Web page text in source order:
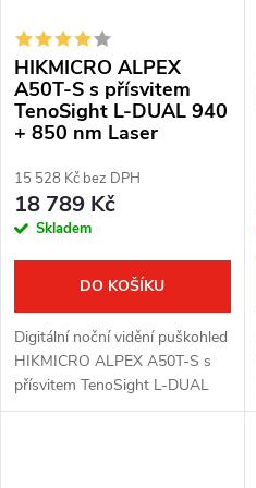
p
r
o
d
u
t
ů
s
p
r
o
d
u
k
t
ů
HIKMICRO ALPEX
A50T-S s přísvitem
TenoSight L-DUAL 940
+ 850 nm Laser
15 528 Kč bez DPH
18 789 Kč
Skladem
DO KOŠÍKU
Digitální noční vidění puškohled
HIKMICRO ALPEX A50T-S s
přísvitem TenoSight L-DUAL
940 + 850 nm Laser. Režim